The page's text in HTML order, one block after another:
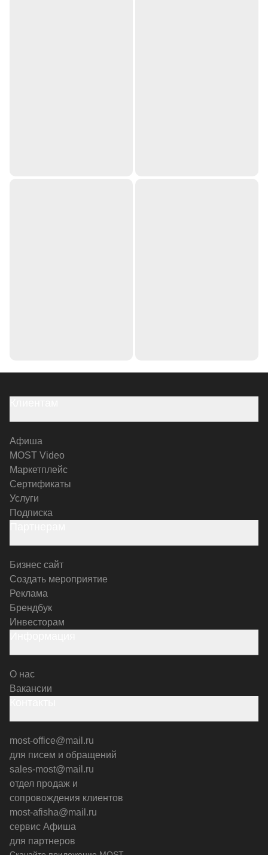
Афиша
MOST Video
Маркетплейс
Сертификаты
Услуги
Подписка
Бизнес сайт
Создать мероприятие
Реклама
Брендбук
Инвесторам
О нас
Вакансии
most-office@mail.ru
для писем и обращений
sales-most@mail.ru
отдел продаж и
сопровождения клиентов
most-afisha@mail.ru
сервис Афиша
для партнеров